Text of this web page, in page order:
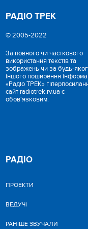
РАДІО ТРЕК
© 2005-2022
За повного чи часткового
використання текстів та
зображень чи за будь-
іншого поширення
«Радіо ТРЕК»
сайт radiotrek.rv.ua є
обов'язковим.
РАДІО
ПРОЕКТИ
ВЕДУЧІ
РАНІШЕ ЗВУЧАЛИ